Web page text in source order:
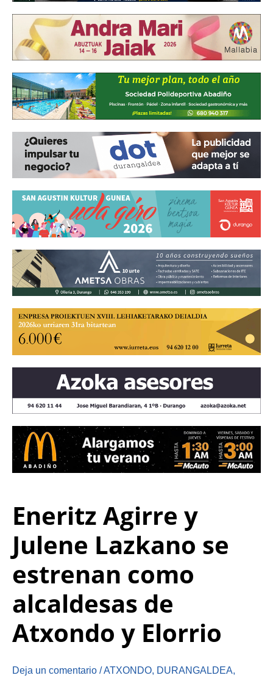
Eneritz Agirre y
Julene Lazkano se
estrenan como
alcaldesas de
Atxondo y Elorrio
Deja un comentario /ATXONDO, DURANGALDEA,